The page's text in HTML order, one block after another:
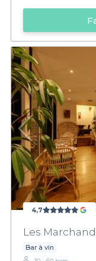
4,7
Les
Bar à vin